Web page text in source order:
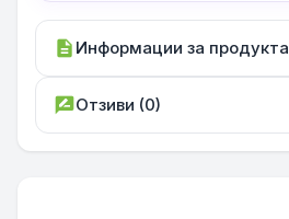
description Информации за продукта
rate_reviewОтзиви (0)